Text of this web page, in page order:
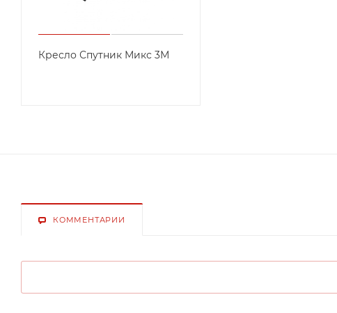
Кресло Спутник Микс 3М
КОММЕНТАРИИ